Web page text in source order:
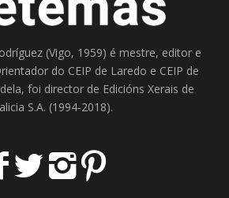
(Vigo, 1959) é mestre, editor e
do CEIP de Laredo e CEIP de
foi director de Edicións Xerais de
S.A. (1994-2018).